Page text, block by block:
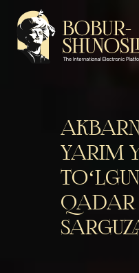
YARIM
QADAR